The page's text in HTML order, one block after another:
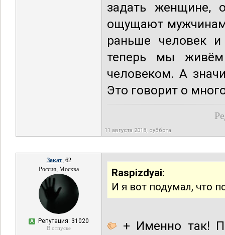
задать женщине,
ощущают
раньше человек
теперь мы
человеком. А
Это говорит о
11 августа 2018, суббота
Закат, 62
Россия, Москва
А Репутация: 31020
В отпуске
Raspizdyai:
И я вот подумал, что
+ Именно так!